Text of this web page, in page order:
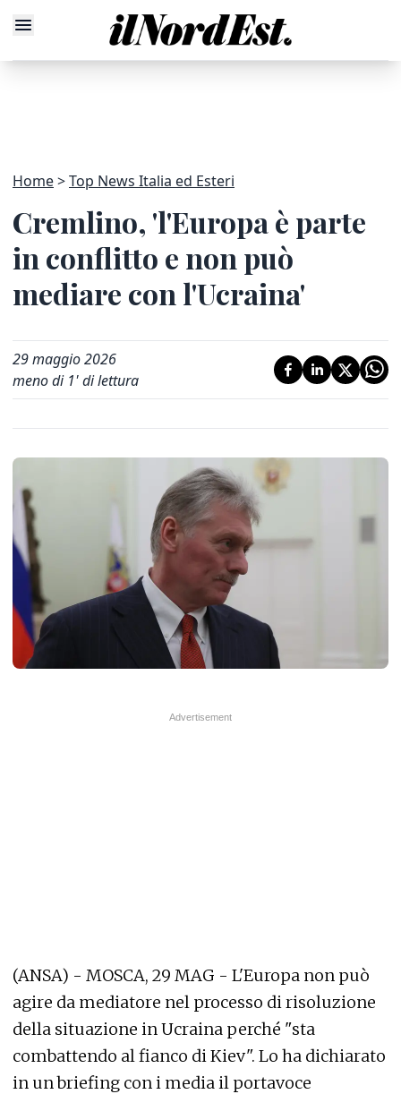
Home Top News Italia ed Esteri
Cremlino, 'l'Europa è parte
in conflitto e non può
mediare con l'Ucraina'
29 maggio 2026
meno di 1' di lettura
(ANSA) - MOSCA, 29 MAG - L'Europa non può
agire da mediatore nel processo di risoluzione
della situazione in Ucraina perché "sta
combattendo al fianco di Kiev". Lo ha dichiarato
in un briefing con i media il portavoce